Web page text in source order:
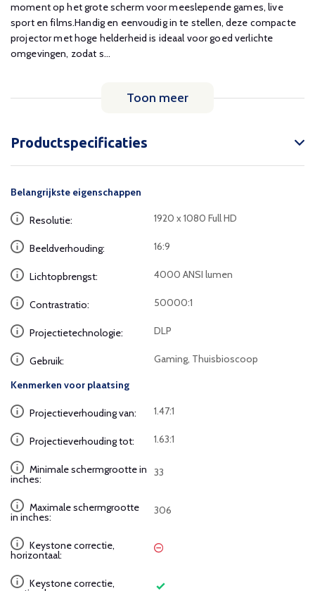
moment op het grote scherm voor meeslepende games, live
sport en films.Handig en eenvoudig in te stellen, deze compacte
projector met hoge helderheid is ideaal voor goed verlichte
omgevingen, zodat s...
Toon meer
Productspecificaties
Belangrijkste eigenschappen
Resolutie: 1920 x 1080 Full HD
Beeldverhouding: 16:9
Lichtopbrengst: 4000 ANSI lumen
Contrastratio: 50000:1
Projectietechnologie: DLP
Gebruik: Gaming, Thuisbioscoop
Kenmerken voor plaatsing
Projectieverhouding van: 1.47:1
Projectieverhouding tot: 1.63:1
Minimale schermgrootte in
inches:
33
Maximale schermgrootte
in inches:
306
Keystone correctie,
horizontaal:
Keystone correctie,